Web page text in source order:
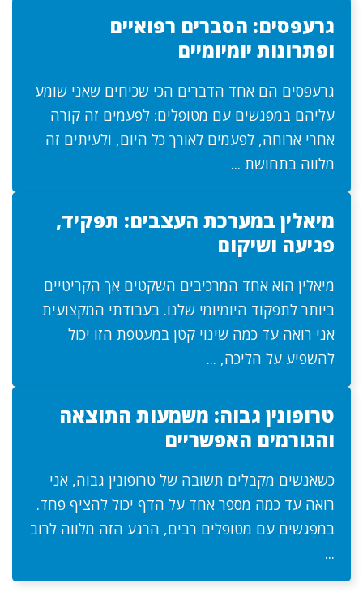
גרעפסים: הסברים רפואיים
ופתרונות יומיומיים
גרעפסים הם אחד הדברים הכי שכיחים שאני שומע
עליהם במפגשים עם מטופלים: לפעמים זה קורה
אחרי ארוחה, לפעמים לאורך כל היום, ולעיתים זה
מלווה בתחושת ...
מיאלין במערכת העצבים: תפקיד,
פגיעה ושיקום
מיאלין הוא אחד המרכיבים השקטים אך הקריטיים
ביותר לתפקוד היומיומי שלנו. בעבודתי המקצועית
אני רואה עד כמה שינוי קטן במעטפת הזו יכול
להשפיע על הליכה, ...
טרופונין גבוה: משמעות התוצאה
והגורמים האפשריים
כשאנשים מקבלים תשובה של טרופונין גבוה, אני
רואה עד כמה מספר אחד על הדף יכול להציף פחד.
במפגשים עם מטופלים רבים, הרגע הזה מלווה לרוב
...